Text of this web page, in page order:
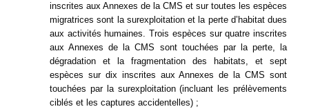
inscrites aux Annexes de la CMS et sur toutes les espèces
migratrices sont la surexploitation et la perte d’habitat dues
aux activités humaines. Trois espèces sur quatre inscrites
aux Annexes de la CMS sont touchées par la perte, la
dégradation et la fragmentation des habitats, et sept
espèces sur dix inscrites aux Annexes de la CMS sont
touchées par la surexploitation (incluant les prélèvements
ciblés et les captures accidentelles) ;